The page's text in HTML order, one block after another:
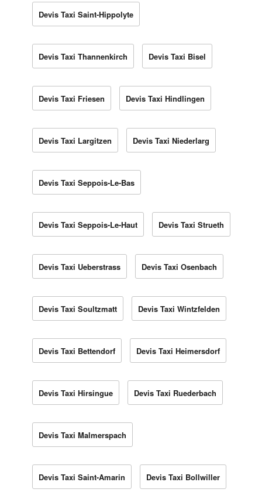
Devis Taxi Saint-Hippolyte
Devis Taxi Thannenkirch Devis Taxi Bisel
Devis Taxi Friesen Devis Taxi Hindlingen
Devis Taxi Largitzen Devis Taxi Niederlarg
Devis Taxi Seppois-Le-Bas
Devis Taxi Seppois-Le-Haut Devis Taxi Strueth
Devis Taxi Ueberstrass Devis Taxi Osenbach
Devis Taxi Soultzmatt Devis Taxi Wintzfelden
Devis Taxi Bettendorf Devis Taxi Heimersdorf
Devis Taxi Hirsingue Devis Taxi Ruederbach
Devis Taxi Malmerspach
Devis Taxi Saint-Amarin Devis Taxi Bollwiller